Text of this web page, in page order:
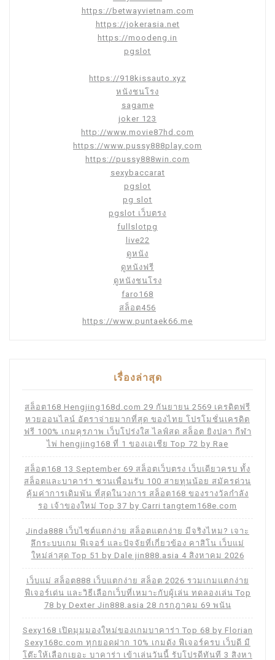
https://betwayvietnam.com
https://jokerasia.net
https://moodeng.in
pgslot
https://918kissauto.xyz
หนังชนโรง
sagame
joker 123
http://www.movie87hd.com
https://www.pussy888play.com
https://pussy888win.com
sexybaccarat
pgslot
pg slot
pgslot เว็บตรง
fullslotpg
live22
ดูหนัง
ดูหนังฟรี
ดูหนังชนโรง
faro168
สล็อต456
https://www.puntaek66.me
เรื่องล่าสุด
สล็อต168 Hengjing168d.com 29 กันยายน 2569 เครดิตฟรี
หวยออนไลน์ อัตราจ่ายมากที่สุด ของไทย โปรโมชั่นเครดิต
ฟรี 100% เกมคุรภาพ เว็บโปร่งใส ไลฟ์สด สล็อต ยิงปลา กีฬา
ไพ่ hengjing168 ที่ 1 ของเอเชีย Top 72 by Rae
สล็อต168 13 September 69 สล็อตเว็บตรง เว็บเดียวครบ ทั้ง
สล็อตและบาคาร่า ชวนเพื่อนรับ 100 สายทุนน้อย สมัครด่วน
คุ้มค่าการเดิมพัน ที่สุดในวงการ สล็อต168 ของรางวัลกำลัง
รอ เจ้าของใหม่ Top 37 by Carri tangtem168e.com
Jinda888 เว็บไซต์แตกง่าย สล็อตแตกง่าย มีจริงไหม? เจาะ
ลึกระบบเกม ฟีเจอร์ และปัจจัยที่เกี่ยวข้อง คาสิโน เว็บแม่
ใหม่ล่าสุด Top 51 by Dale jin888.asia 4 สิงหาคม 2026
เว็บแม่ สล็อต888 เว็บแตกง่าย สล็อต 2026 รวมเกมแตกง่าย
ฟีเจอร์เด่น และวิธีเลือกเว็บที่เหมาะกับผู้เล่น ทดลองเล่น Top
78 by Dexter Jin888.asia 28 กรกฎาคม 69 พนัน
Sexy168 เปิดมุมมองใหม่ของเกมบาคาร่า Top 68 by Florian
Sexy168c.com ทุกยอดฝาก 10% เกมดัง ฟีเจอร์ครบ เว็บดี มี
โต๊ะให้เลือกเยอะ บาคาร่า เข้าเล่นวันนี้ รับโปรดีทันที 3 สิงหา